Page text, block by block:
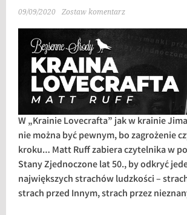
09/09/2020 Zostaw komentarz
W „Krainie Lovecrafta” jak w krainie
nie można być pewnym, bo zagrożenie
kroku… Matt Ruff zabiera czytelnika w
Stany Zjednoczone lat 50., by odkryć
największych strachów ludzkości –
strach przed Innym, strach przez